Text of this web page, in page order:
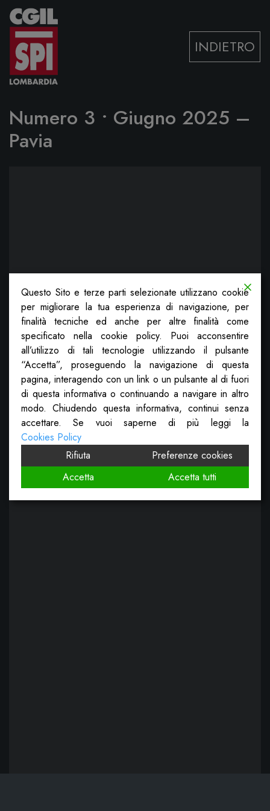
Vai al contenuto
INDIETRO
Numero 3 • Giugno 2025 –
Pavia
Questo Sito e terze parti selezionate utilizzano cookie
per migliorare la tua esperienza di navigazione, per
finalità tecniche ed anche per altre finalità come
specificato nella cookie policy. Puoi acconsentire
all’utilizzo di tali tecnologie utilizzando il pulsante
“Accetta”, proseguendo la navigazione di questa
pagina, interagendo con un link o un pulsante al di fuori
di questa informativa o continuando a navigare in altro
modo. Chiudendo questa informativa, continui senza
accettare. Se vuoi saperne di più leggi la
Cookies Policy
Rifiuta
Preferenze cookies
Accetta
Accetta tutti